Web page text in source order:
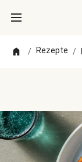
/ Rezepte /